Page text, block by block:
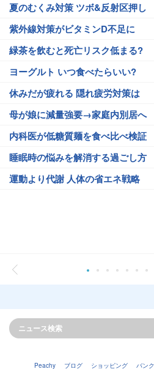
夏のむくみ対策 ツボ&反射区押し
紫外線対策がビタミンD不足に
緑茶を飲むと死亡リスク低まる?
ヨーグルト いつ食べたらいい?
休みだが疲れる 隠れ疲労対策は
母が娘に減量強要→家庭内別居へ
内科医が低糖質麺を食べ比べ検証
睡眠時の悩みを解消する過ごし方
運動より代謝 人体の省エネ戦略
Peachy ブログ ショッピング バンク